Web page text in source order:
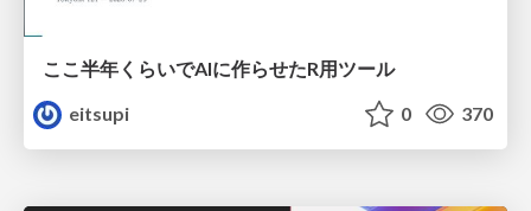
ここ半年くらいでAIに作らせたR用ツール
eitsupi
0 370